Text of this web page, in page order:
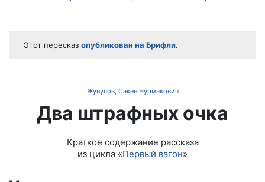
Этот пересказ опубликован на Брифли.
Жунусов, Сакен Нурмакович
Два штрафных очка
Краткое содержание рассказа
из цикла «Первый вагон»